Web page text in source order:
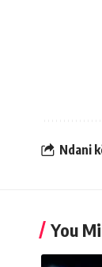
Ndani
You